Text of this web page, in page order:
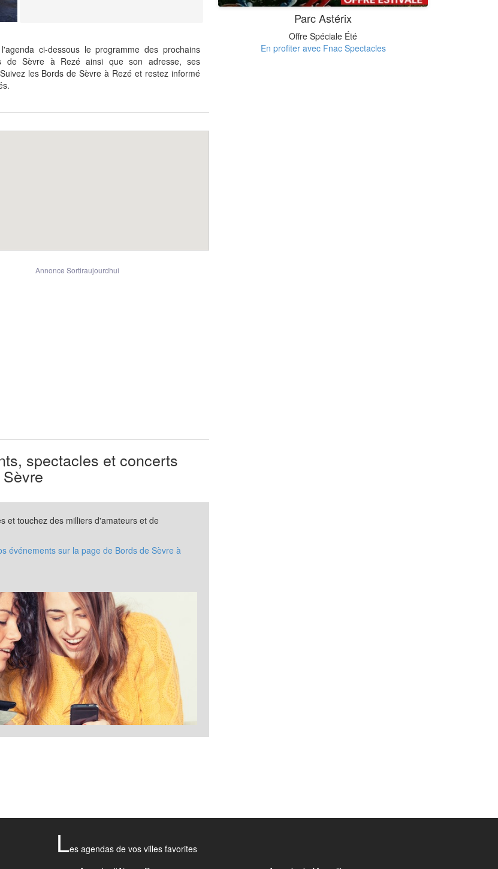
ci-dessous le programme des prochains
de Sèvre à Rezé ainsi que son adresse, ses
les Bords de Sèvre à Rezé et restez informé
Annonce Sortiraujourdhui
spectacles et concerts
et touchez des milliers d'amateurs et de
événements sur la page de Bords de Sèvre à
Parc Astérix
Offre Spéciale Été
En profiter avec Fnac Spectacles
Les agendas de vos villes favorites